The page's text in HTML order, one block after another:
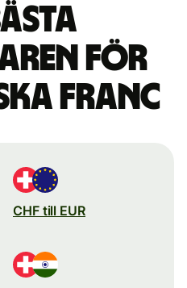
för
franc
CHF till EUR